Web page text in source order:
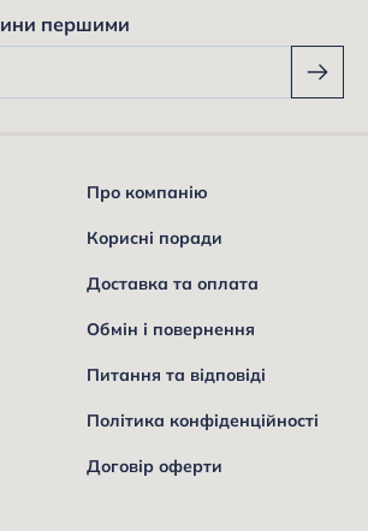
першими
Про компанію
Корисні поради
Доставка та оплата
Обмін і повернення
Питання та відповіді
Політика конфіденційності
Договір оферти